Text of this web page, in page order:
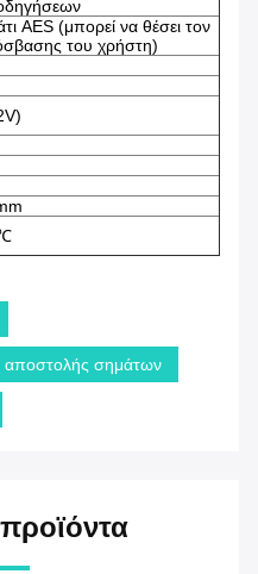
AES (μπορεί να θέσει τον
του χρήστη)
σημάτων